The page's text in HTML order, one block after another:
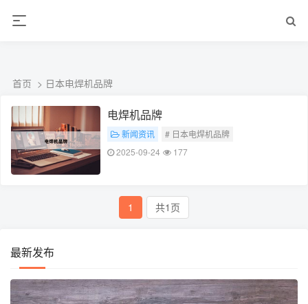
材经营部
首页 > 日本电焊机品牌
电焊机品牌
新闻资讯
# 日本电焊机品牌
2025-09-24
177
1 共1页
最新发布